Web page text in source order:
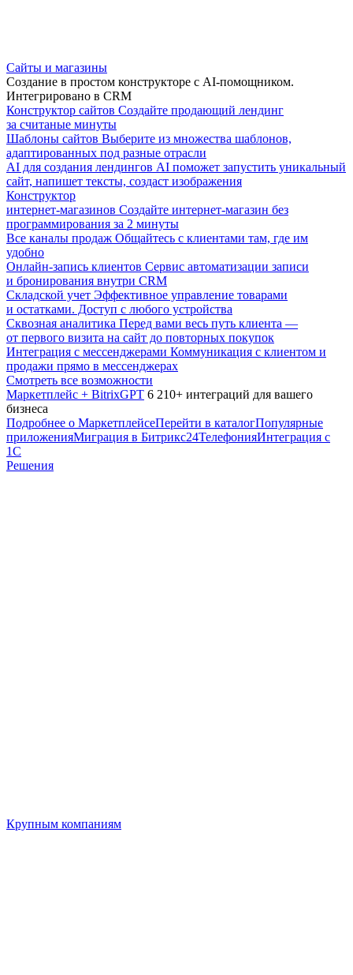
Сайты и магазины
Создание в простом конструкторе с AI-помощником.
Интегрировано в CRM
Конструктор сайтов Создайте продающий лендинг
за считаные минуты
Шаблоны сайтов Выберите из множества шаблонов,
адаптированных под разные отрасли
AI для создания лендингов AI поможет запустить уникальный
сайт, напишет тексты, создаст изображения
Конструктор
интернет-магазинов Создайте интернет-магазин без
программирования за 2 минуты
Все каналы продаж Общайтесь с клиентами там, где им
удобно
Онлайн-запись клиентов Сервис автоматизации записи
и бронирования внутри CRM
Складской учет Эффективное управление товарами
и остатками. Доступ с любого устройства
Сквозная аналитика Перед вами весь путь клиента —
от первого визита на сайт до повторных покупок
Интеграция с мессенджерами Коммуникация с клиентом и
продажи прямо в мессенджерах
Смотреть все возможности
Маркетплейс + BitrixGPT 6 210+ интеграций для вашего
бизнеса
Подробнее о МаркетплейсеПерейти в каталогПопулярные
приложенияМиграция в Битрикс24ТелефонияИнтеграция с
1С
Решения
Крупным компаниям